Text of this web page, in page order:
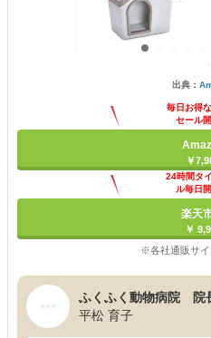
出典：
毎日お得
セール
￥
24時間タ
ル毎日
楽天
￥
※各社通販サイ
ふくふく動物病院 院
平松 育子